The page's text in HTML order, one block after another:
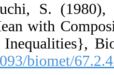
21. ‎Sasabuchi‎,
Normal Mean
by Linear
[DOI:10.1093/